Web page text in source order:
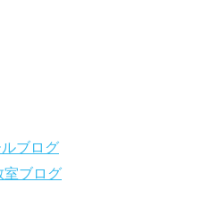
.
信
たい情報満載の動画はコチラ
mkfTCxZVn7
りたい方はコチラ
ームページ】
ブログ
室ブログ